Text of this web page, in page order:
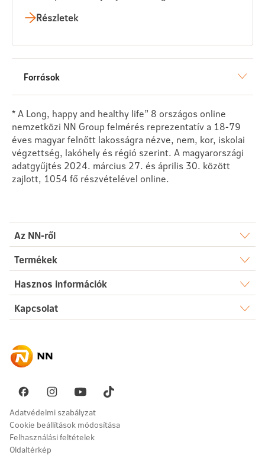
Részletek
Források
* A Long, happy and healthy life” 8 országos online
nemzetközi NN Group felmérés reprezentatív a 18-79
éves magyar felnőtt lakosságra nézve, nem, kor, iskolai
végzettség, lakóhely és régió szerint. A magyarországi
adatgyűjtés 2024. március 27. és április 30. között
zajlott, 1054 fő részvételével online.
Az NN-ről
Rólunk
Sajtószoba
Karrier
Fenntarthatóság
Pénzügyi navigátor
Termékek
Élet
Egészség
Nyugdíj
Vállalati megoldások
Hasznos információk
Dokumentumtár
Akadálymentesség
Kapcsolat
Ügyintézés
Panaszkezelés
Adatvédelmi szabályzat
Cookie beállítások módosítása
Felhasználási feltételek
Oldaltérkép